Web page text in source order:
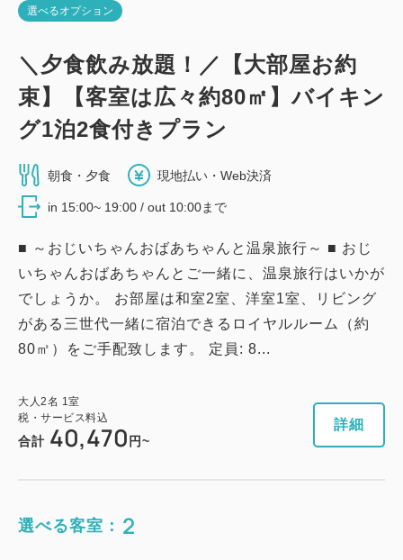
税・サービス料込
デラックスオリエンタルルーム（全室
禁煙）
獲得ポイント 770~
禁煙 50.00m 2 2~6名
シングルサイズ / 幅90-130cm×2
ダブルサイズ×1 Wi-Fiあり（無料）
選べるオプション
＼夕食飲み放題！／【大部屋お約
束】【客室は広々約80㎡】バイキン
グ1泊2食付きプラン
朝食・夕食 現地払い・Web決済
in 15:00~ 19:00 / out 10:00まで
■ ～おじいちゃんおばあちゃんと温泉旅行～ ■ おじ
いちゃんおばあちゃんとご一緒に、温泉旅行はいかが
でしょうか。 お部屋は和室2室、洋室1室、リビング
がある三世代一緒に宿泊できるロイヤルルーム（約
80㎡）をご手配致します。 定員: 8...
大人2名 1室
税・サービス料込
合計 40,470 円~
詳細
選べる客室： 2